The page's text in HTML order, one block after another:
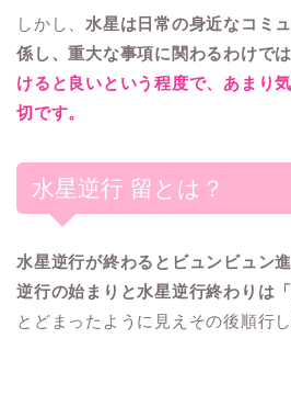
しかし、 水星は日常の身近なコミ
係し、重大な事項に関わるわけでは
けると良いという程度で、あまり
切です。
水星逆行 留とは？
水星逆行が終わると ビュンビュン
逆行の始まりと水星逆行終わりは「
とどまったように見えその後順行し